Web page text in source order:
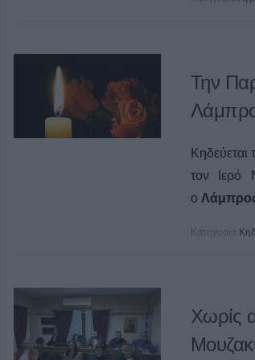
Την
Κηδεύεται
τον Ιερό
ο
Κατηγορία
Χωρίς